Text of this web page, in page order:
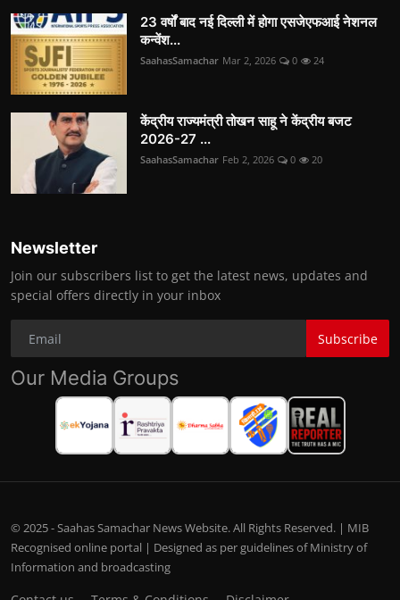
23 वर्षों बाद नई दिल्ली में होगा एसजेएफआई नेशनल
कन्वेंश...
SaahasSamachar Mar 2, 2026 0 24
केंद्रीय राज्यमंत्री तोखन साहू ने केंद्रीय बजट
2026-27 ...
SaahasSamachar Feb 2, 2026 0 20
Newsletter
Join our subscribers list to get the latest news, updates and
special offers directly in your inbox
Subscribe
Our Media Groups
© 2025 - Saahas Samachar News Website. All Rights Reserved. | MIB
Recognised online portal | Designed as per guidelines of Ministry of
Information and broadcasting